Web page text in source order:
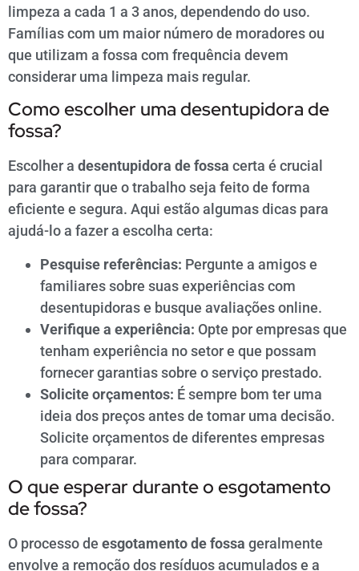
limpeza a cada 1 a 3 anos, dependendo do uso.
Famílias com um maior número de moradores ou
que utilizam a fossa com frequência devem
considerar uma limpeza mais regular.
Como escolher uma desentupidora de
fossa?
Escolher a desentupidora de fossa certa é crucial
para garantir que o trabalho seja feito de forma
eficiente e segura. Aqui estão algumas dicas para
ajudá-lo a fazer a escolha certa:
Pesquise referências: Pergunte a amigos e
familiares sobre suas experiências com
desentupidoras e busque avaliações online.
Verifique a experiência: Opte por empresas que
tenham experiência no setor e que possam
fornecer garantias sobre o serviço prestado.
Solicite orçamentos: É sempre bom ter uma
ideia dos preços antes de tomar uma decisão.
Solicite orçamentos de diferentes empresas
para comparar.
O que esperar durante o esgotamento
de fossa?
O processo de esgotamento de fossa geralmente
envolve a remoção dos resíduos acumulados e a